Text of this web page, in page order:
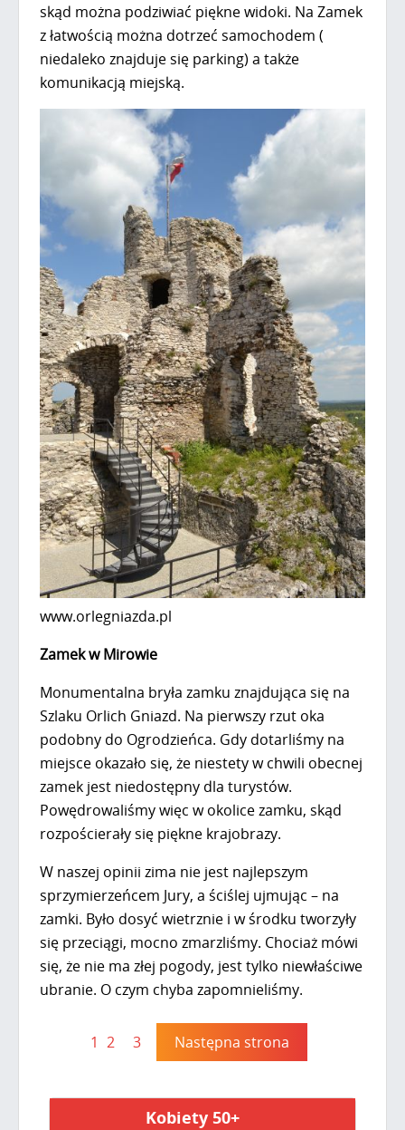
skąd można podziwiać piękne widoki. Na Zamek
z łatwością można dotrzeć samochodem (
niedaleko znajduje się parking) a także
komunikacją miejską.
www.orlegniazda.pl
Zamek w Mirowie
Monumentalna bryła zamku znajdująca się na
Szlaku Orlich Gniazd. Na pierwszy rzut oka
podobny do Ogrodzieńca. Gdy dotarliśmy na
miejsce okazało się, że niestety w chwili obecnej
zamek jest niedostępny dla turystów.
Powędrowaliśmy więc w okolice zamku, skąd
rozpościerały się piękne krajobrazy.
W naszej opinii zima nie jest najlepszym
sprzymierzeńcem Jury, a ściślej ujmując – na
zamki. Było dosyć wietrznie i w środku tworzyły
się przeciągi, mocno zmarzliśmy. Chociaż mówi
się, że nie ma złej pogody, jest tylko niewłaściwe
ubranie. O czym chyba zapomnieliśmy.
1 2 3 Następna strona
Kobiety 50+